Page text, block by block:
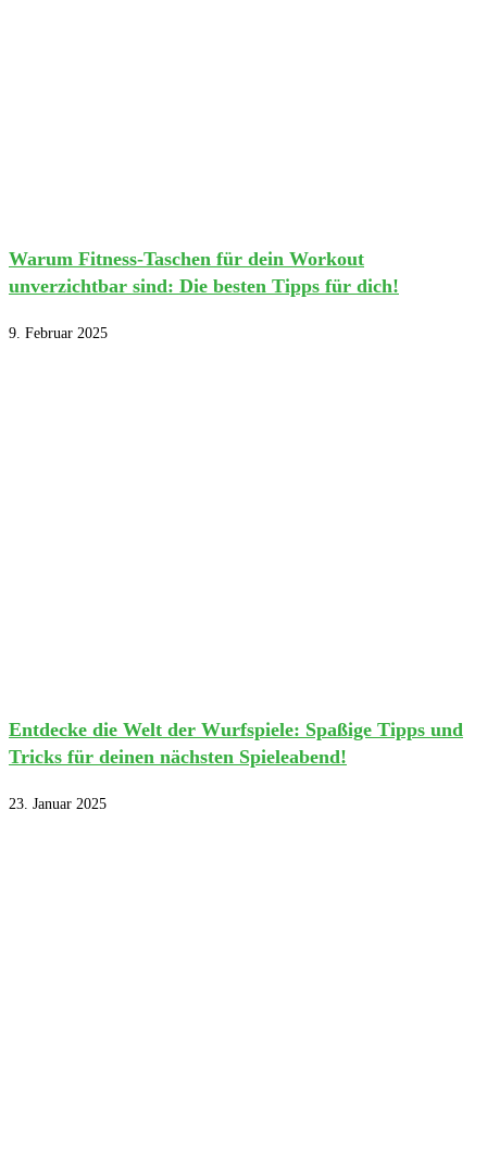
Warum Fitness-Taschen für dein Workout
unverzichtbar sind: Die besten Tipps für dich!
9. Februar 2025
Entdecke die Welt der Wurfspiele: Spaßige Tipps und
Tricks für deinen nächsten Spieleabend!
23. Januar 2025